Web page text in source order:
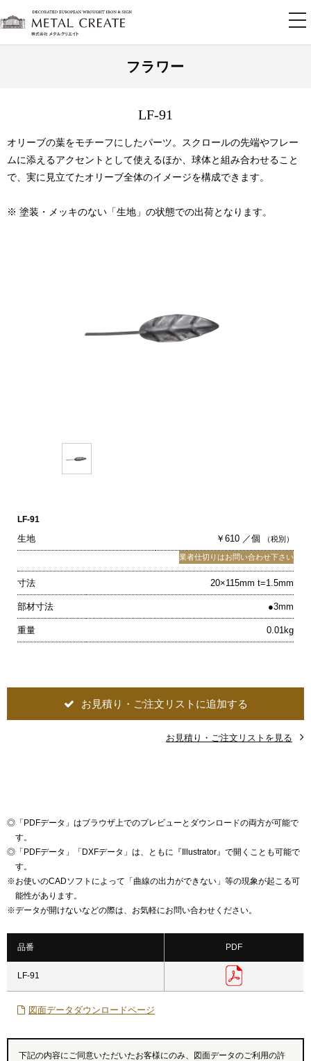
フラワー
LF-91
オリーブの葉をモチーフにしたパーツ。スクロールの先端やフレー
ムに添えるアクセントとして使えるほか、球体と組み合わせること
で、実に見立てたオリーブ全体のイメージを構成できます。
※ 塗装・メッキのない「生地」の状態での出荷となります。
LF-91
生地 ￥610 ／個 （税別）
業者仕切りはお問い合わせ下さい
寸法 20×115mm t=1.5mm
部材寸法 ●3mm
重量 0.01kg
お見積り・ご注文リストに追加する
お見積り・ご注文リストを見る
◎ 「PDFデータ」はブラウザ上でのプレビューとダウンロードの両方が可能で
す。
◎ 「PDFデータ」「DXFデータ」は、ともに『Illustrator』で開くことも可能で
す。
※お使いのCADソフトによって「曲線の出力ができない」等の現象が起こる可
能性があります。
※データが開けないなどの際は、お気軽にお問い合わせください。
品番 PDF
LF-91
図面データダウンロードページ
下記の内容にご同意いただいたお客様にのみ、図面データのご利用の許